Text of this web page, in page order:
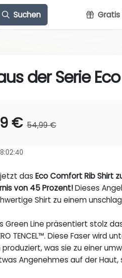
Suchen
der Serie
€ 54,99 €
jetzt dasEco Comfort Rib Shirt
von 45 Prozent!Dieses
Shirt zu einem
Green Line präsentiert stolz
TENCEL™. Diese Faser
produziert, was sie zu einer
Angenehmes auf der